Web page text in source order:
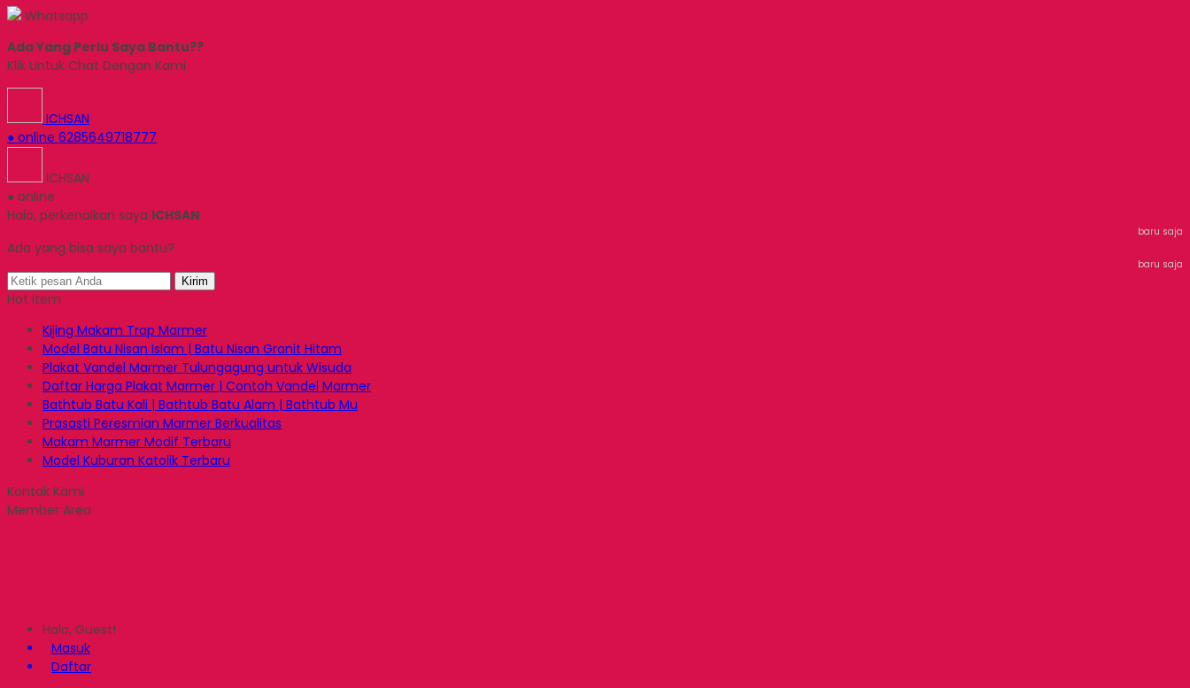
Whatsapp
Ada Yang Perlu Saya Bantu??
Klik Untuk Chat Dengan Kami
ICHSAN
● online 6285649718777
ICHSAN
● online
Halo, perkenalkan saya ICHSAN
baru saja
Ada yang bisa saya bantu?
baru saja
Kirim
Hot Item
Kijing Makam Trap Marmer
Model Batu Nisan Islam | Batu Nisan Granit Hitam
Plakat Vandel Marmer Tulungagung untuk Wisuda
Daftar Harga Plakat Marmer | Contoh Vandel Marmer
Bathtub Batu Kali | Bathtub Batu Alam | Bathtub Mu
Prasasti Peresmian Marmer Berkualitas
Makam Marmer Modif Terbaru
Model Kuburan Katolik Terbaru
Kontak Kami
Member Area
Halo, Guest!
Masuk
Daftar